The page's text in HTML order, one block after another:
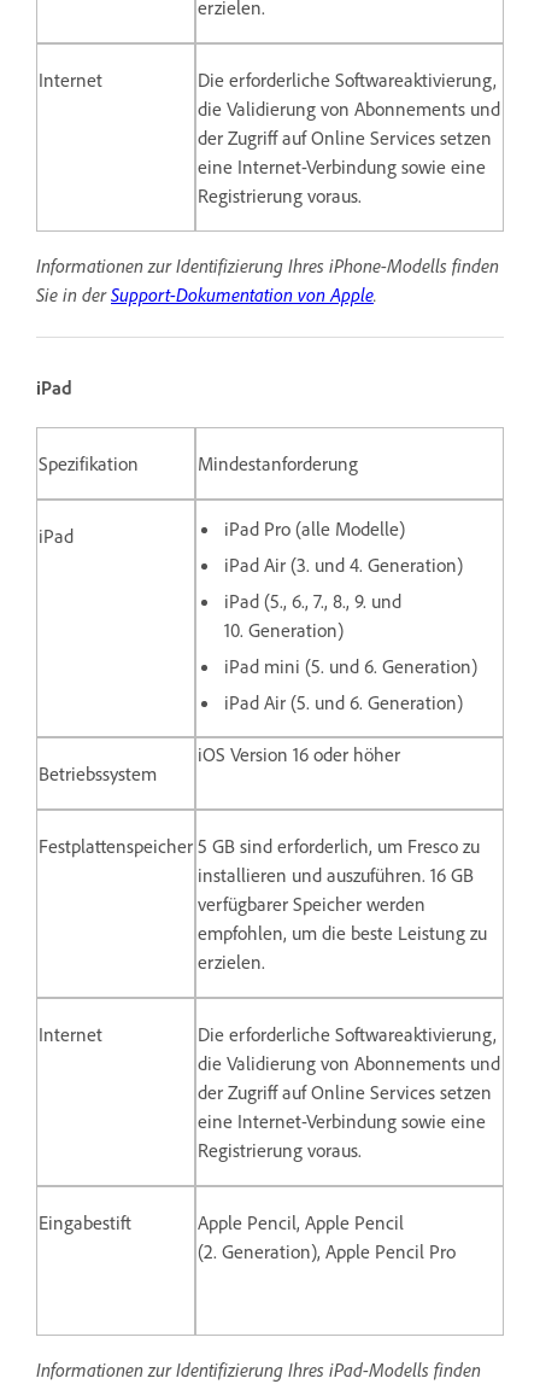
erzielen.
Internet
Die erforderliche Softwareaktivierung,
die Validierung von Abonnements und
der Zugriff auf Online Services setzen
eine Internet-Verbindung sowie eine
Registrierung voraus.
Informationen zur Identifizierung Ihres iPhone-Modells finden
Sie in derSupport-Dokumentation von Apple.
iPad
Spezifikation Mindestanforderung
iPad
iPad Pro (alle Modelle)
iPad Air (3. und 4. Generation)
iPad (5., 6., 7., 8., 9. und
10. Generation)
iPad mini (5. und 6. Generation)
iPad Air (5. und 6. Generation)
Betriebssystem
iOS Version 16 oder höher
Festplattenspeicher 5 GB sind erforderlich, um Fresco zu
installieren und auszuführen. 16 GB
verfügbarer Speicher werden
empfohlen, um die beste Leistung zu
erzielen.
Internet
Die erforderliche Softwareaktivierung,
die Validierung von Abonnements und
der Zugriff auf Online Services setzen
eine Internet-Verbindung sowie eine
Registrierung voraus.
Eingabestift
Apple Pencil, Apple Pencil
(2. Generation), Apple Pencil Pro
Informationen zur Identifizierung Ihres iPad-Modells finden